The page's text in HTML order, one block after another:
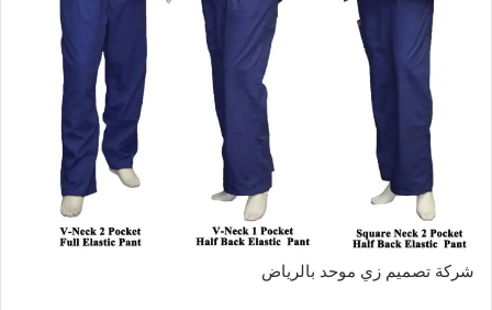
شركة تصميم زي موحد بالرياض